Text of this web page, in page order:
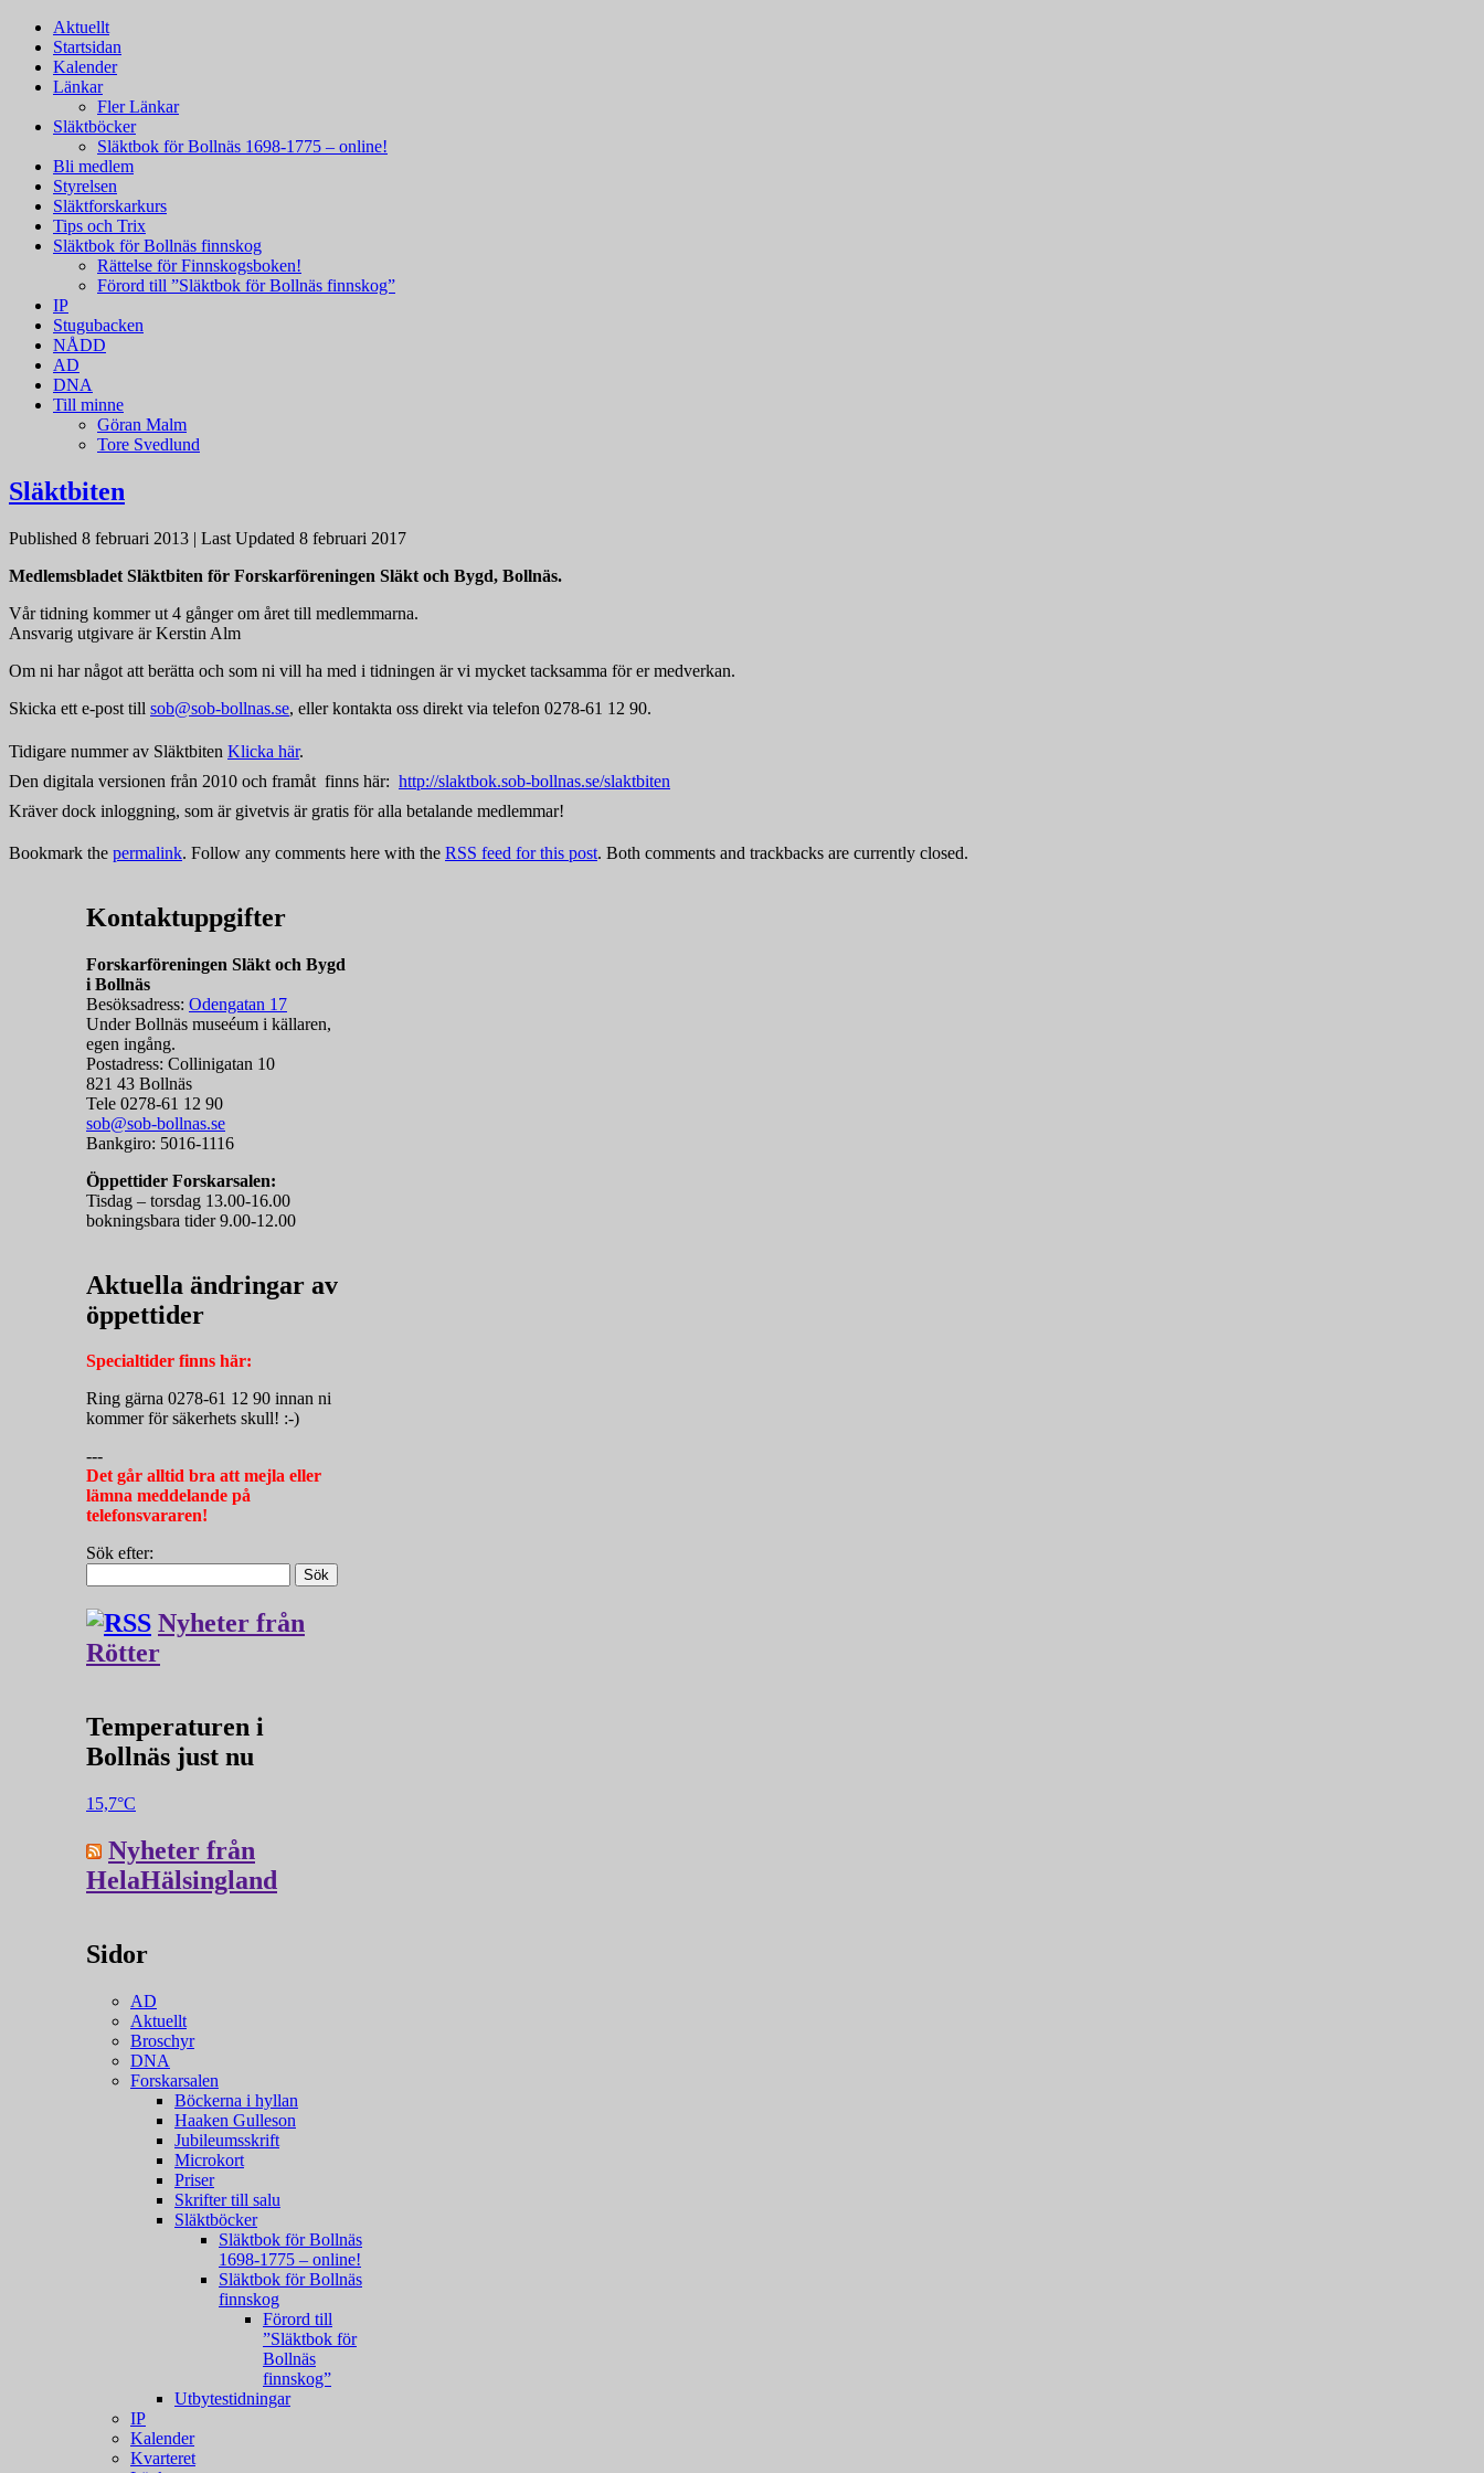
Aktuellt
Startsidan
Kalender
Länkar
Fler Länkar
Släktböcker
Släktbok för Bollnäs 1698-1775 – online!
Bli medlem
Styrelsen
Släktforskarkurs
Tips och Trix
Släktbok för Bollnäs finnskog
Rättelse för Finnskogsboken!
Förord till ”Släktbok för Bollnäs finnskog”
IP
Stugubacken
NÅDD
AD
DNA
Till minne
Göran Malm
Tore Svedlund
Släktbiten
Published 8 februari 2013 | Last Updated 8 februari 2017
Medlemsbladet Släktbiten för Forskarföreningen Släkt och Bygd, Bollnäs.
Vår tidning kommer ut 4 gånger om året till medlemmarna.
Ansvarig utgivare är Kerstin Alm
Om ni har något att berätta och som ni vill ha med i tidningen är vi mycket tacksamma för er medverkan.
Skicka ett e-post till sob@sob-bollnas.se, eller kontakta oss direkt via telefon 0278-61 12 90.
Tidigare nummer av Släktbiten Klicka här.
Den digitala versionen från 2010 och framåt finns här: http://slaktbok.sob-bollnas.se/slaktbiten
Kräver dock inloggning, som är givetvis är gratis för alla betalande medlemmar!
Bookmark the permalink. Follow any comments here with the RSS feed for this post. Both comments and trackbacks are currently closed.
Kontaktuppgifter
Forskarföreningen Släkt och Bygd
i Bollnäs
Besöksadress: Odengatan 17
Under Bollnäs museéum i källaren,
egen ingång.
Postadress: Collinigatan 10
821 43 Bollnäs
Tele 0278-61 12 90
sob@sob-bollnas.se
Bankgiro: 5016-1116
Öppettider Forskarsalen:
Tisdag – torsdag 13.00-16.00
bokningsbara tider 9.00-12.00
Aktuella ändringar av
öppettider
Specialtider finns här:
Ring gärna 0278-61 12 90 innan ni
kommer för säkerhets skull! :-)
---
Det går alltid bra att mejla eller
lämna meddelande på
telefonsvararen!
Sök efter:
Nyheter från
Rötter
Temperaturen i
Bollnäs just nu
15,7°C
Nyheter från
HelaHälsingland
Sidor
AD
Aktuellt
Broschyr
DNA
Forskarsalen
Böckerna i hyllan
Haaken Gulleson
Jubileumsskrift
Microkort
Priser
Skrifter till salu
Släktböcker
Släktbok för Bollnäs
1698-1775 – online!
Släktbok för Bollnäs
finnskog
Förord till
”Släktbok för
Bollnäs
finnskog”
Utbytestidningar
IP
Kalender
Kvarteret